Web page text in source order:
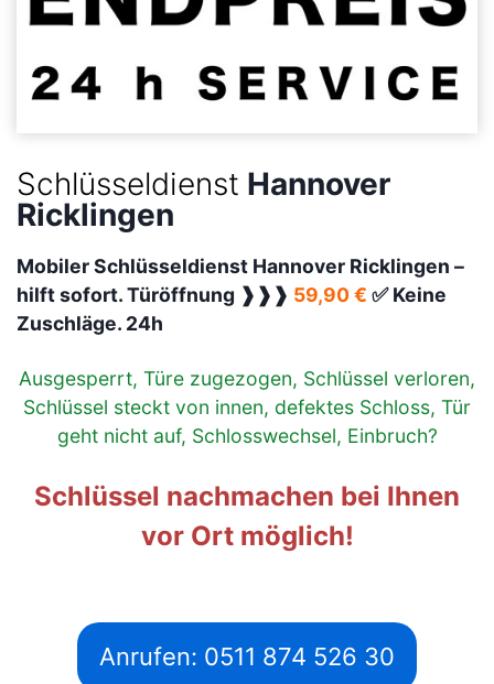
Schlüsseldienst Hannover
Ricklingen
Mobiler Schlüsseldienst Hannover Ricklingen –
hilft sofort. Türöffnung ❱❱❱ 59,90 € ✅ Keine
Zuschläge. 24h
Ausgesperrt, Türe zugezogen, Schlüssel verloren,
Schlüssel steckt von innen, defektes Schloss, Tür
geht nicht auf, Schlosswechsel, Einbruch?
Schlüssel nachmachen bei Ihnen
vor Ort möglich!
Anrufen: 0511 874 526 30